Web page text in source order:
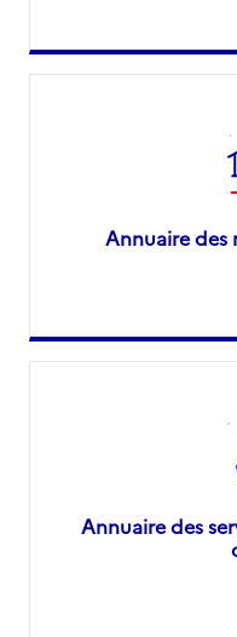
Annuaire des
Annuaire des